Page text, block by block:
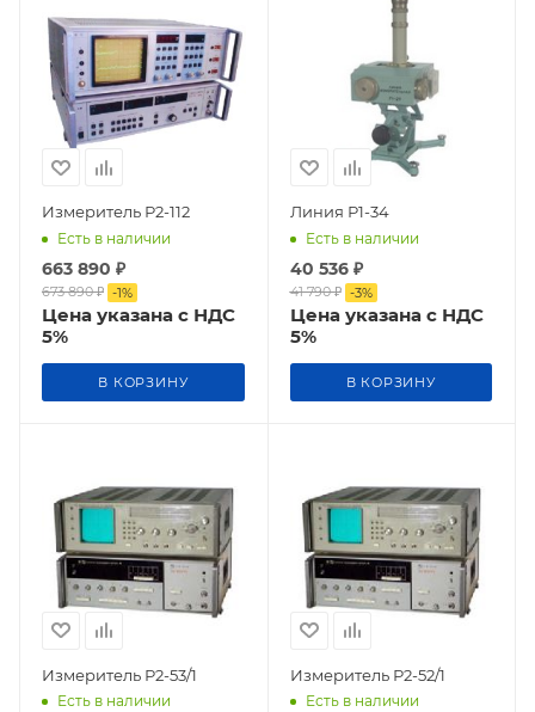
Измеритель Р2-112
Есть в наличии
663 890 ₽
673 890₽ -1%
Цена указана с НДС
5%
В КОРЗИНУ
Линия Р1-34
Есть в наличии
40 536₽
41 790₽ -3%
Цена указана с НДС
5%
В КОРЗИНУ
Измеритель Р2-53/1
Есть в наличии
Измеритель Р2-52/1
Есть в наличии